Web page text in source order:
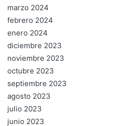
marzo 2024
febrero 2024
enero 2024
diciembre 2023
noviembre 2023
octubre 2023
septiembre 2023
agosto 2023
julio 2023
junio 2023